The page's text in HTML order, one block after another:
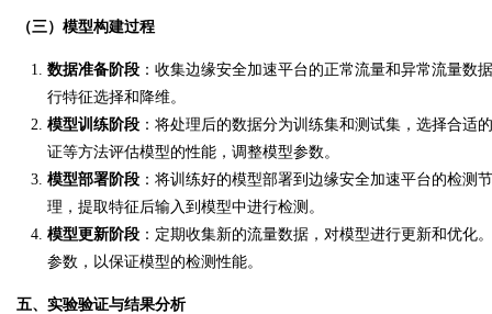
（三）模型构建过程
数据准备阶段 ：收集边缘安全加速平台的正常流量和异常流量数
行特征选择和降维。
模型训练阶段 ：将处理后的数据分为训练集和测试集，选择合适
证等方法评估模型的性能，调整模型参数。
模型部署阶段 ：将训练好的模型部署到边缘安全加速平台的检测
理，提取特征后输入到模型中进行检测。
模型更新阶段 ：定期收集新的流量数据，对模型进行更新和优化
参数，以保证模型的检测性能。
五、实验验证与结果分析